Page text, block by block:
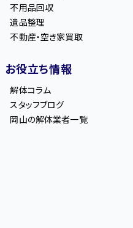
不用品回収
遺品整理
不動産・空き家買取
お役立ち情報
解体コラム
スタッフブログ
岡山の解体業者一覧